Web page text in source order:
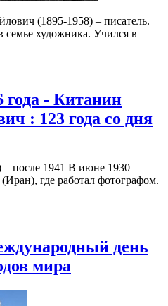
(1895-1958) – писатель.
семье художника. Учился в
года - Китанин
: 123 года со дня
– после 1941 В июне 1930
где работал фотографом.
день
мира